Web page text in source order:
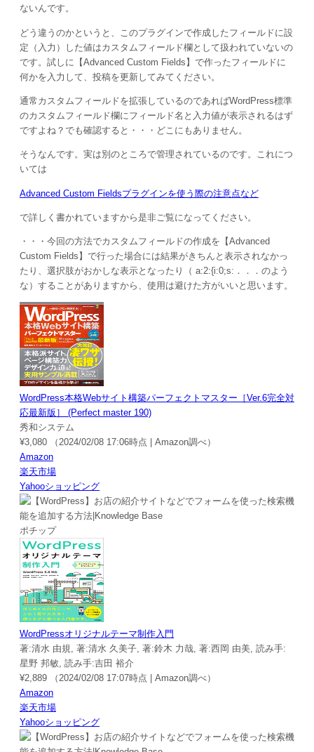
ないんです。
どう違うのかというと、このプラグインで作成したフィールドに設
定（入力）した値はカスタムフィールド欄として扱われていないの
です。試しに【Advanced Custom Fields】で作ったフィールドに
何かを入力して、投稿を更新してみてください。
通常カスタムフィールドを拡張しているのであればWordPress標準
のカスタムフィールド欄にフィールド名と入力値が表示されるはず
ですよね？でも確認すると・・・どこにもありません。
そうなんです。実は別のところで管理されているのです。これにつ
いては
Advanced Custom Fieldsプラグインを使う際の注意点など
で詳しく書かれていますから是非ご覧になってください。
・・・今回の方法でカスタムフィールドの作成を【Advanced
Custom Fields】で行った場合には結果がきちんと表示されなかっ
たり、選択肢がおかしな表示となったり（ a:2:{i:0;s:．．．のよう
な）することがありますから、使用は避けた方がいいと思います。
WordPress本格Webサイト構築パーフェクトマスター［Ver.6完全対
応最新版］ (Perfect master 190)
秀和システム
¥3,080
（2024/02/08 17:06時点 | Amazon調べ）
Amazon
楽天市場
Yahooショッピング
ポチップ
WordPressオリジナルテーマ制作入門
著:清水 由規, 著:清水 久美子, 著:鈴木 力哉, 著:西岡 由美, 読み手:
星野 邦敏, 読み手:吉田 裕介
¥2,889
（2024/02/08 17:07時点 | Amazon調べ）
Amazon
楽天市場
Yahooショッピング